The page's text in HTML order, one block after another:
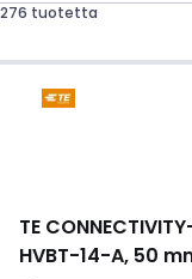
276 tuotetta
TE CONNECTIVITY
HVBT-14-A, 50